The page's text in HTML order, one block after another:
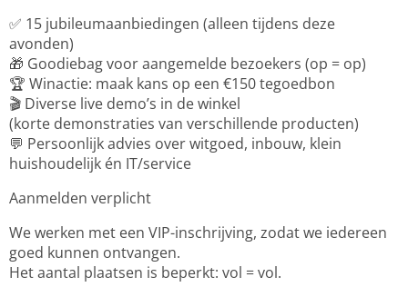
✅ 15 jubileumaanbiedingen (alleen tijdens deze
avonden)
🎁 Goodiebag voor aangemelde bezoekers (op = op)
🏆 Winactie: maak kans op een €150 tegoedbon
🎬 Diverse live demo’s in de winkel
(korte demonstraties van verschillende producten)
💬 Persoonlijk advies over witgoed, inbouw, klein
huishoudelijk én IT/service
Aanmelden verplicht
We werken met een VIP-inschrijving, zodat we iedereen
goed kunnen ontvangen.
Het aantal plaatsen is beperkt: vol = vol.